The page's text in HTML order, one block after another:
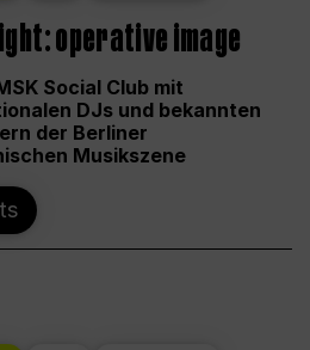
operative image
Social Club mit
DJs und bekannten
der Berliner
Musikszene